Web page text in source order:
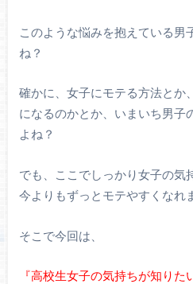
このような悩みを抱えている男
ね？
確かに、女子にモテる方法とか
になるのかとか、いまいち男子
よね？
でも、ここでしっかり女子の気
今よりもずっとモテやすくなれ
そこで今回は、
『高校生女子の気持ちが知り